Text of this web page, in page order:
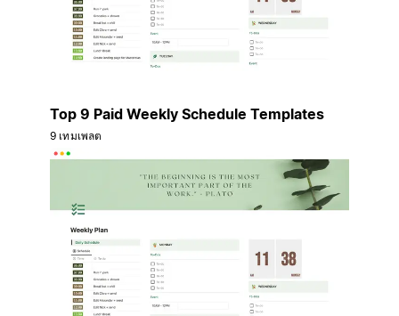
Top 9 Paid Weekly Schedule Templates
9 เทมเพลต